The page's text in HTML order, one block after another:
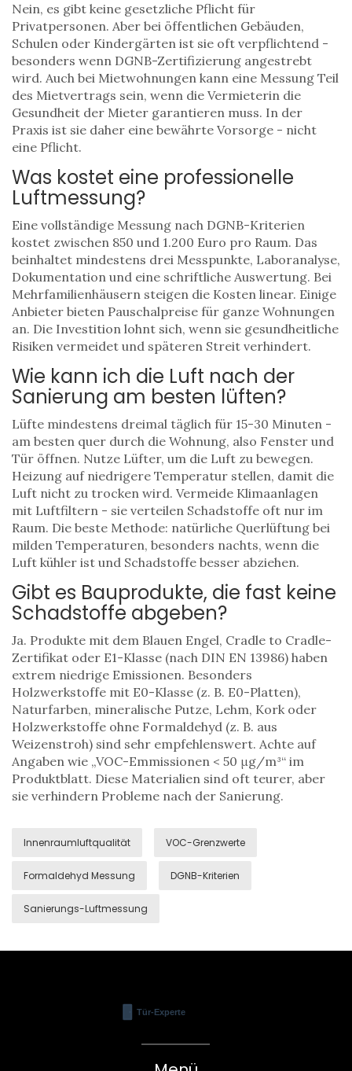
Nein, es gibt keine gesetzliche Pflicht für
Privatpersonen. Aber bei öffentlichen Gebäuden,
Schulen oder Kindergärten ist sie oft verpflichtend -
besonders wenn DGNB-Zertifizierung angestrebt
wird. Auch bei Mietwohnungen kann eine Messung Teil
des Mietvertrags sein, wenn die Vermieterin die
Gesundheit der Mieter garantieren muss. In der
Praxis ist sie daher eine bewährte Vorsorge - nicht
eine Pflicht.
Was kostet eine professionelle
Luftmessung?
Eine vollständige Messung nach DGNB-Kriterien
kostet zwischen 850 und 1.200 Euro pro Raum. Das
beinhaltet mindestens drei Messpunkte, Laboranalyse,
Dokumentation und eine schriftliche Auswertung. Bei
Mehrfamilienhäusern steigen die Kosten linear. Einige
Anbieter bieten Pauschalpreise für ganze Wohnungen
an. Die Investition lohnt sich, wenn sie gesundheitliche
Risiken vermeidet und späteren Streit verhindert.
Wie kann ich die Luft nach der
Sanierung am besten lüften?
Lüfte mindestens dreimal täglich für 15-30 Minuten -
am besten quer durch die Wohnung, also Fenster und
Tür öffnen. Nutze Lüfter, um die Luft zu bewegen.
Heizung auf niedrigere Temperatur stellen, damit die
Luft nicht zu trocken wird. Vermeide Klimaanlagen
mit Luftfiltern - sie verteilen Schadstoffe oft nur im
Raum. Die beste Methode: natürliche Querlüftung bei
milden Temperaturen, besonders nachts, wenn die
Luft kühler ist und Schadstoffe besser abziehen.
Gibt es Bauprodukte, die fast keine
Schadstoffe abgeben?
Ja. Produkte mit dem Blauen Engel, Cradle to Cradle-
Zertifikat oder E1-Klasse (nach DIN EN 13986) haben
extrem niedrige Emissionen. Besonders
Holzwerkstoffe mit E0-Klasse (z. B. E0-Platten),
Naturfarben, mineralische Putze, Lehm, Kork oder
Holzwerkstoffe ohne Formaldehyd (z. B. aus
Weizenstroh) sind sehr empfehlenswert. Achte auf
Angaben wie „VOC-Emmissionen < 50 μg/m³“ im
Produktblatt. Diese Materialien sind oft teurer, aber
sie verhindern Probleme nach der Sanierung.
Innenraumluftqualität VOC-Grenzwerte
Formaldehyd Messung DGNB-Kriterien
Sanierungs-Luftmessung